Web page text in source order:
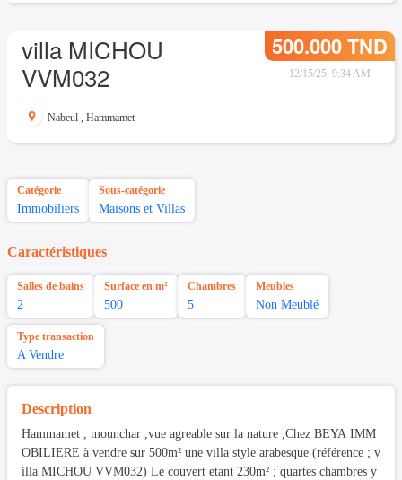
villa MICHOU
VVM032
500.000 TND
12/15/25, 9:34 AM
Nabeul , Hammamet
Catégorie
Immobiliers
Sous-catégorie
Maisons et Villas
Caractéristiques
Salles de bains
2
Surface en m²
500
Chambres
5
Meubles
Non Meublé
Type transaction
A Vendre
Description
Hammamet , mounchar ,vue agreable sur la nature ,Chez BEYA IMM
OBILIERE à vendre sur 500m² une villa style arabesque (référence ; v
illa MICHOU VVM032) Le couvert etant 230m² ; quartes chambres y